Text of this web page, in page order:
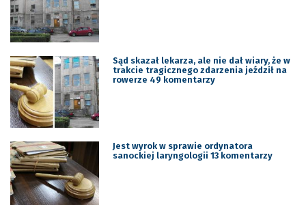
Sąd skazał lekarza, ale nie dał wiary, że w
trakcie tragicznego zdarzenia jeździł na
rowerze 49 komentarzy
Jest wyrok w sprawie ordynatora
sanockiej laryngologii 13 komentarzy